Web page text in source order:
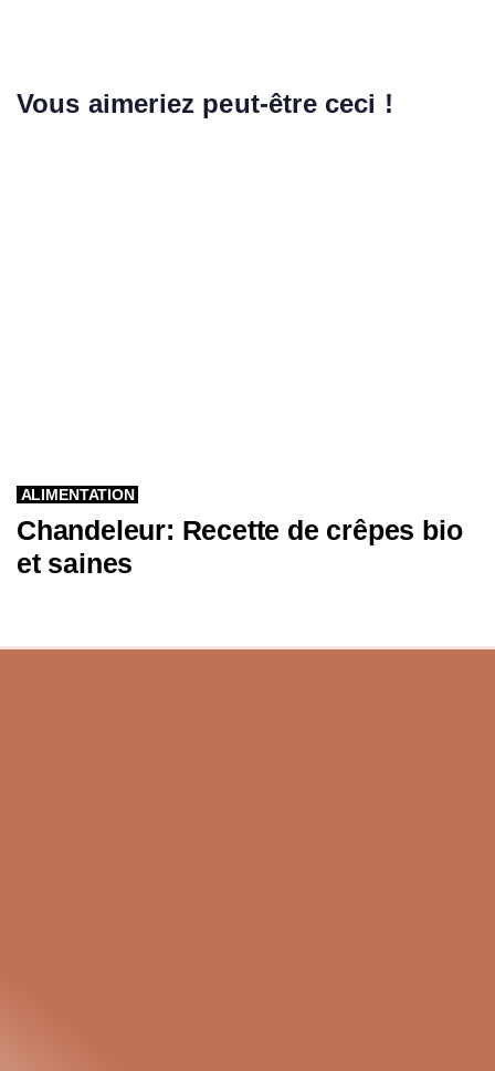
Vous aimeriez peut-être ceci !
ALIMENTATION
Chandeleur: Recette de crêpes bio
et saines